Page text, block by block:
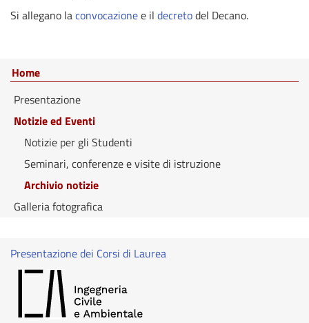
Si allegano laconvocazionee il decretodel Decano.
Home
Presentazione
Notizie ed Eventi
Notizie per gli Studenti
Seminari, conferenze e visite di istruzione
Archivio notizie
Galleria fotografica
Presentazione dei Corsi di Laurea